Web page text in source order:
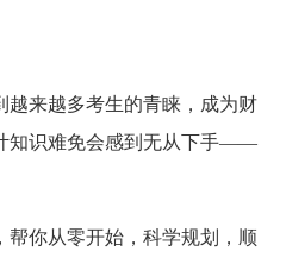
越来越多考生的青睐，成为财
知识难免会感到无从下手——
帮你从零开始，科学规划，顺